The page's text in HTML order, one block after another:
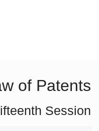
of Patents
Session